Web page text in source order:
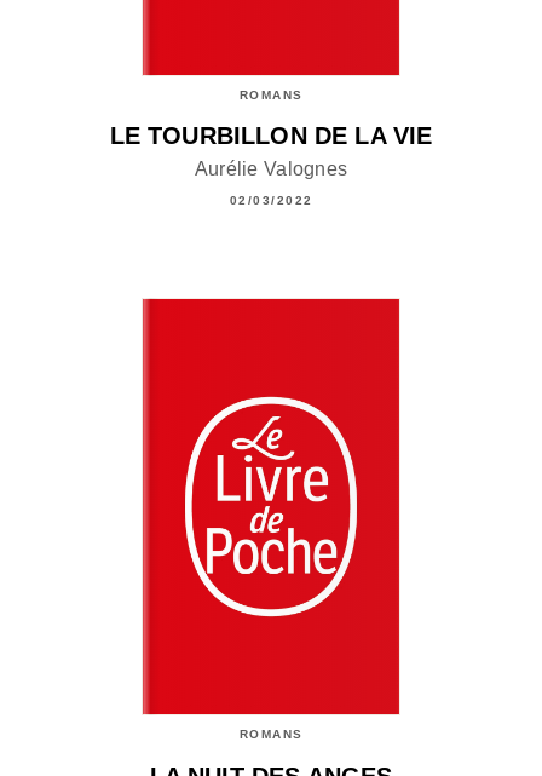
ROMANS
LE TOURBILLON DE LA VIE
Aurélie Valognes
02/03/2022
ROMANS